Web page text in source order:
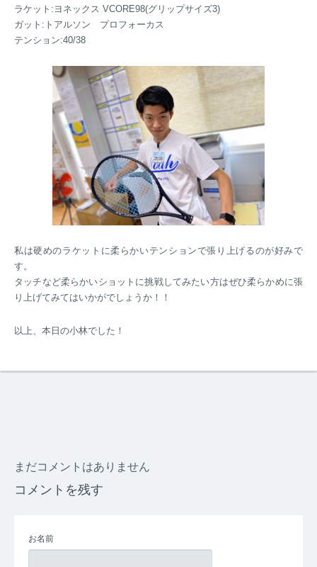
ラケット:ヨネックス VCORE98(グリップサイズ3)
ガット:トアルソン プロフォーカス
テンション:40/38
私は硬めのラケットに柔らかいテンションで張り上げるのが好みで
す。
タッチなど柔らかいショットに挑戦してみたい方はぜひ柔らかめに張
り上げてみてはいかがでしょうか！！
以上、本日の小林でした！
まだコメントはありません
コメントを残す
お名前